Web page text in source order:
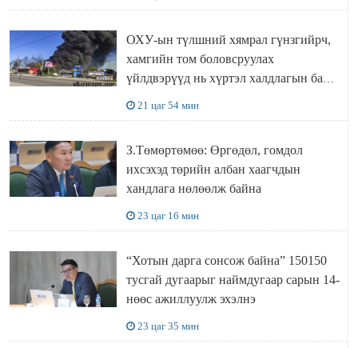
ОХУ-ын түлшний хямрал гүнзгийрч,
хамгийн том боловсруулах
үйлдвэрүүд нь хүртэл халдлагын бай
21 цаг 54 мин
З.Төмөртөмөө: Өргөдөл, гомдол
ихсэхэд төрийн албан хаагчдын
хандлага нөлөөлж байна
23 цаг 16 мин
“Хотын дарга сонсож байна” 150150
тусгай дугаарыг наймдугаар сарын 14-
нөөс ажиллуулж эхэлнэ
23 цаг 35 мин